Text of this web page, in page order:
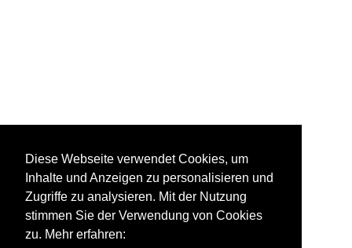
Diese Webseite verwendet Cookies, um
Inhalte und Anzeigen zu personalisieren und
Zugriffe zu analysieren. Mit der Nutzung
stimmen Sie der Verwendung von Cookies
zu. Mehr erfahren: